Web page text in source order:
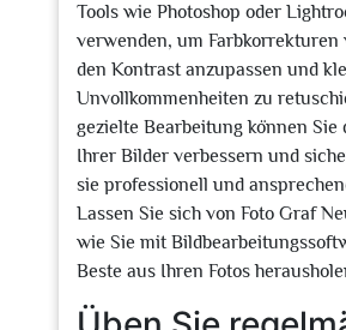
Tools wie Photoshop oder
verwenden, um Farbkorrekturen
den Kontrast anzupassen und
Unvollkommenheiten zu
gezielte Bearbeitung können Sie
Ihrer Bilder verbessern und
sie professionell und
Lassen Sie sich von Foto Graf
wie Sie mit
Beste aus Ihren Fotos